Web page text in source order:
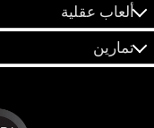
ألعاب عقلية
تمارين